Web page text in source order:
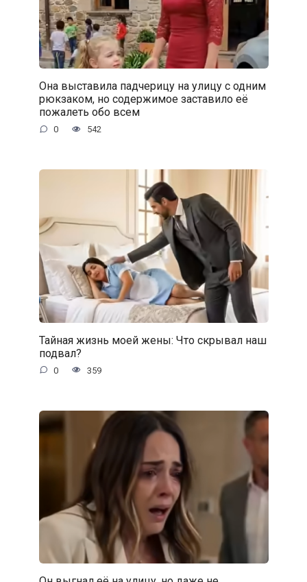
Она выставила падчерицу на улицу с одним
рюкзаком, но содержимое заставило её
пожалеть обо всем
0 542
Тайная жизнь моей жены: Что скрывал наш
подвал?
0 359